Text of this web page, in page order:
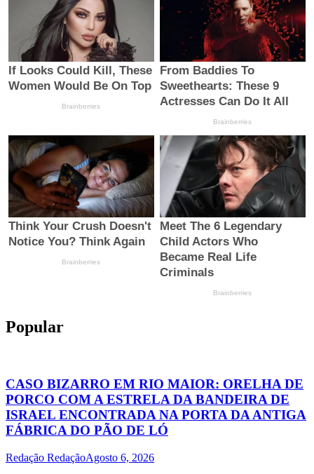
Popular
CASO BIZARRO EM RIO MAIOR: ORELHA DE
PORCO COM A ESTRELA DA BANDEIRA DE
ISRAEL ENCONTRADA NA PORTA DA ANTIGA
FÁBRICA DO PÃO DE LÓ
Redação RedaçãoAgosto 6, 2026